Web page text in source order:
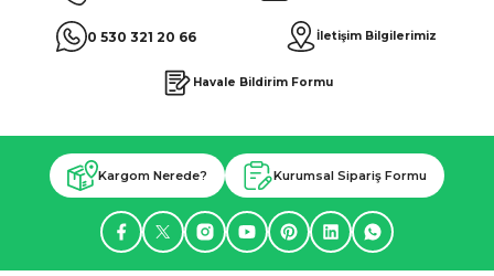
0 530 321 20 66 İletişim Bilgilerimiz
Havale Bildirim Formu
Kargom Nerede? Kurumsal Sipariş Formu